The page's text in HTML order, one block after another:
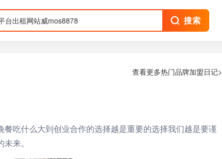
搜索
查看更多热门品牌加盟日记>
吃什么大到创业合作的选择越是重要的选择我们越是要谨
来。